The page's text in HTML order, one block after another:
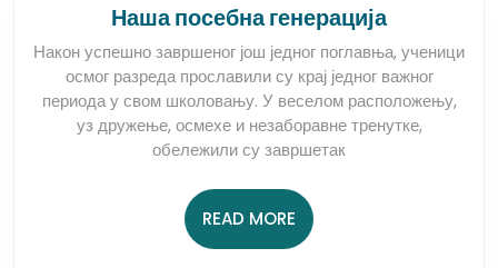
Наша посебна генерацијаНаша
посебна
Након успешно завршеног још једног поглавња, ученици
осмог разреда прославили су крај једног важног
периода у свом школовању. У веселом расположењу,
уз дружење, осмехе и незаборавне тренутке,
обележили су завршетак
READ MORE READ
MORE